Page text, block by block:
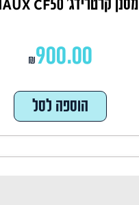
מסנן קרטרידג' EMAUX CF50
₪900.00
הוספה לסל